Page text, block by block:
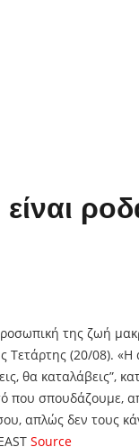
της ζωή
(20/08).
θα καταλάβεις”,
που σπουδάζουμε,
απλώς δεν τους
Source